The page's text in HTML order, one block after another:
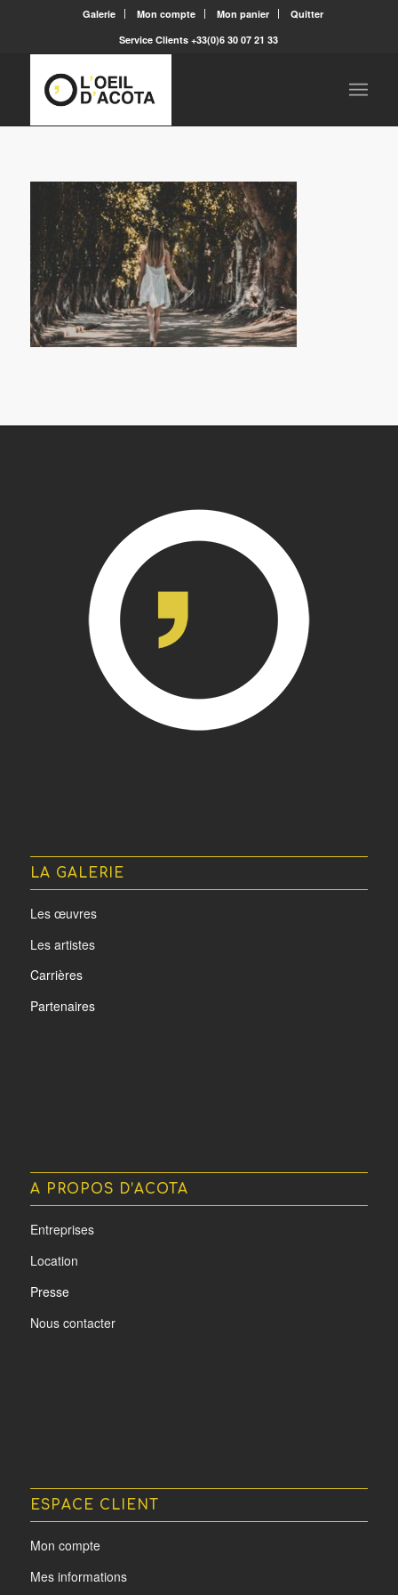
Galerie Mon compte Mon panier
Quitter
Service Clients +33(0)6 30 07 21 33
LA GALERIE
Les œuvres
Les artistes
Carrières
Partenaires
A PROPOS D’ACOTA
Entreprises
Location
Presse
Nous contacter
ESPACE CLIENT
Mon compte
Mes informations